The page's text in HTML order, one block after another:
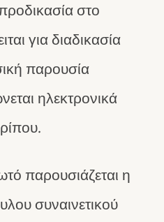
στο
για διαδικασία
παρουσία
ηλεκτρονικά
παρουσιάζεται η
συναινετικού